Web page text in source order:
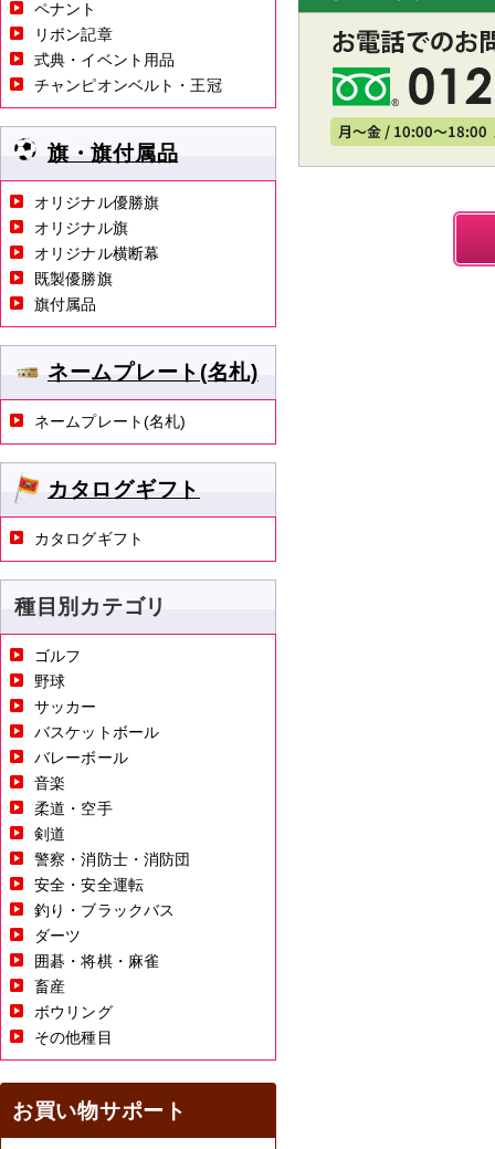
ペナント
リボン記章
式典・イベント用品
チャンピオンベルト・王冠
旗・旗付属品
オリジナル優勝旗
オリジナル旗
オリジナル横断幕
既製優勝旗
旗付属品
ネームプレート(名札)
ネームプレート(名札)
カタログギフト
カタログギフト
種目別カテゴリ
ゴルフ
野球
サッカー
バスケットボール
バレーボール
音楽
柔道・空手
剣道
警察・消防士・消防団
安全・安全運転
釣り・ブラックバス
ダーツ
囲碁・将棋・麻雀
畜産
ボウリング
その他種目
お買い物サポート